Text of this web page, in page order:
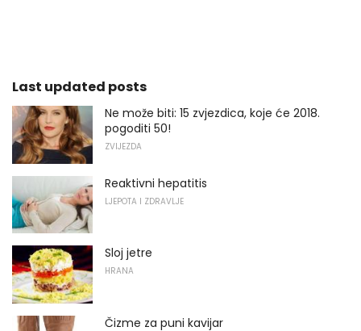
Last updated posts
Ne može biti: 15 zvjezdica, koje će 2018.
pogoditi 50!
ZVIJEZDA
Reaktivni hepatitis
LJEPOTA I ZDRAVLJE
Sloj jetre
HRANA
Čizme za puni kavijar